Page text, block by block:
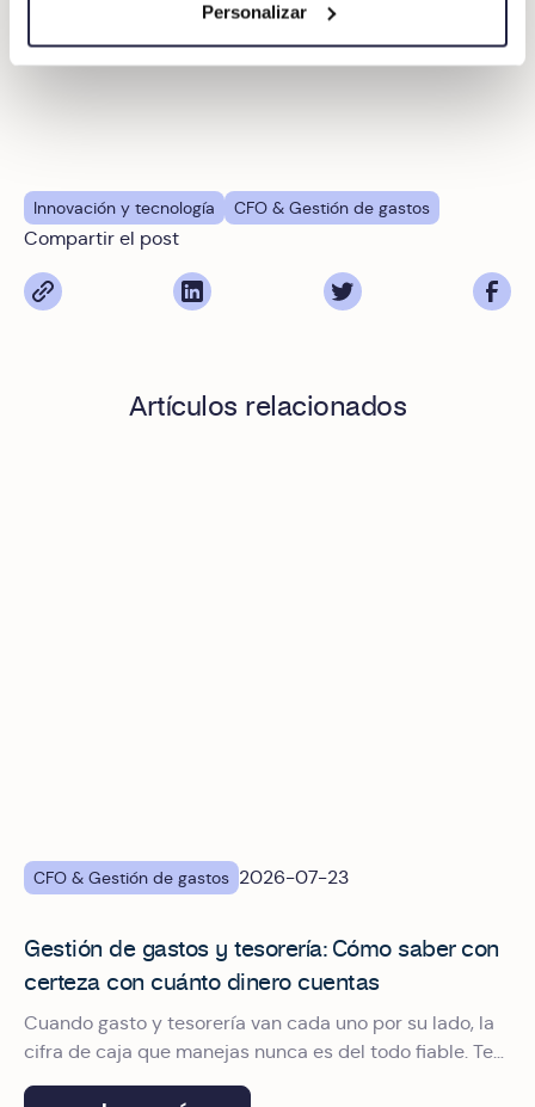
Personalizar
Compartir el post
Innovación y tecnología CFO & Gestión de gastos
Artículos relacionados
CFO & Gestión de gastos 2026-07-23
Gestión de gastos y tesorería: Cómo saber con
certeza con cuánto dinero cuentas
Cuando gasto y tesorería van cada uno por su lado, la
cifra de caja que manejas nunca es del todo fiable. Te
contamos cómo conectarlos.